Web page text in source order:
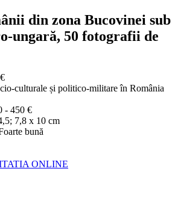
din zona Bucovinei sub
ungară, 50 fotografii de
culturale și politico-militare în România
- 450 €
7,8 x 10 cm
bună
ONLINE